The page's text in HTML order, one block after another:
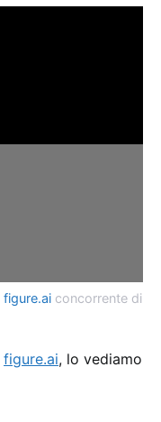
figure.aiconcorrente di
figure.ai, lo vediamo